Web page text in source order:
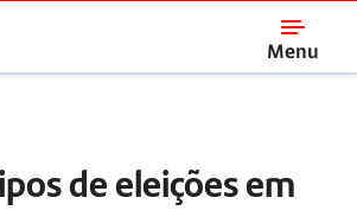
Menu
de eleições em